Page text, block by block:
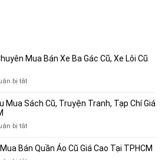
Mua Bán Xe Ba Gác Cũ, Xe Lôi Cũ
bị tắtở
4
Chuyên
Bán
Mua Sách Cũ, Truyện Tranh, Tạp Chí Giá
bị tắtở
10
Bán Quần Áo Cũ Giá Cao Tại TPHCM